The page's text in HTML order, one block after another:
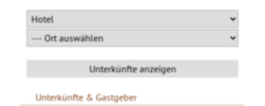
Unterkünfte & Gastgeber